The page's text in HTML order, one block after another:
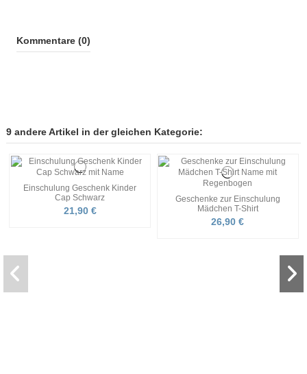
Kommentare (0)
9 andere Artikel in der gleichen Kategorie:
Einschulung Geschenk Kinder
Cap Schwarz
21,90 €
Geschenke zur Einschulung
Mädchen T-Shirt
26,90 €